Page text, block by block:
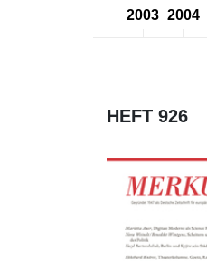
2003 2004
HEFT 926